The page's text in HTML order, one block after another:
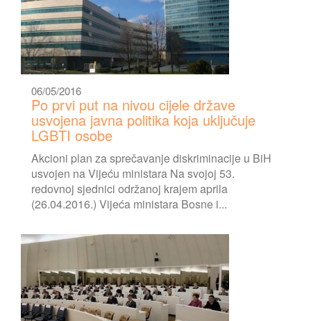
06/05/2016
Po prvi put na nivou cijele države
usvojena javna politika koja uključuje
LGBTI osobe
Akcioni plan za sprečavanje diskriminacije u BiH
usvojen na Vijeću ministara Na svojoj 53.
redovnoj sjednici održanoj krajem aprila
(26.04.2016.) Vijeća ministara Bosne i...